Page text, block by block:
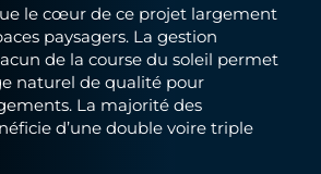
le cœur de ce projet largement
paysagers. La gestion
de la course du soleil permet
naturel de qualité pour
La majorité des
d’une double voire triple